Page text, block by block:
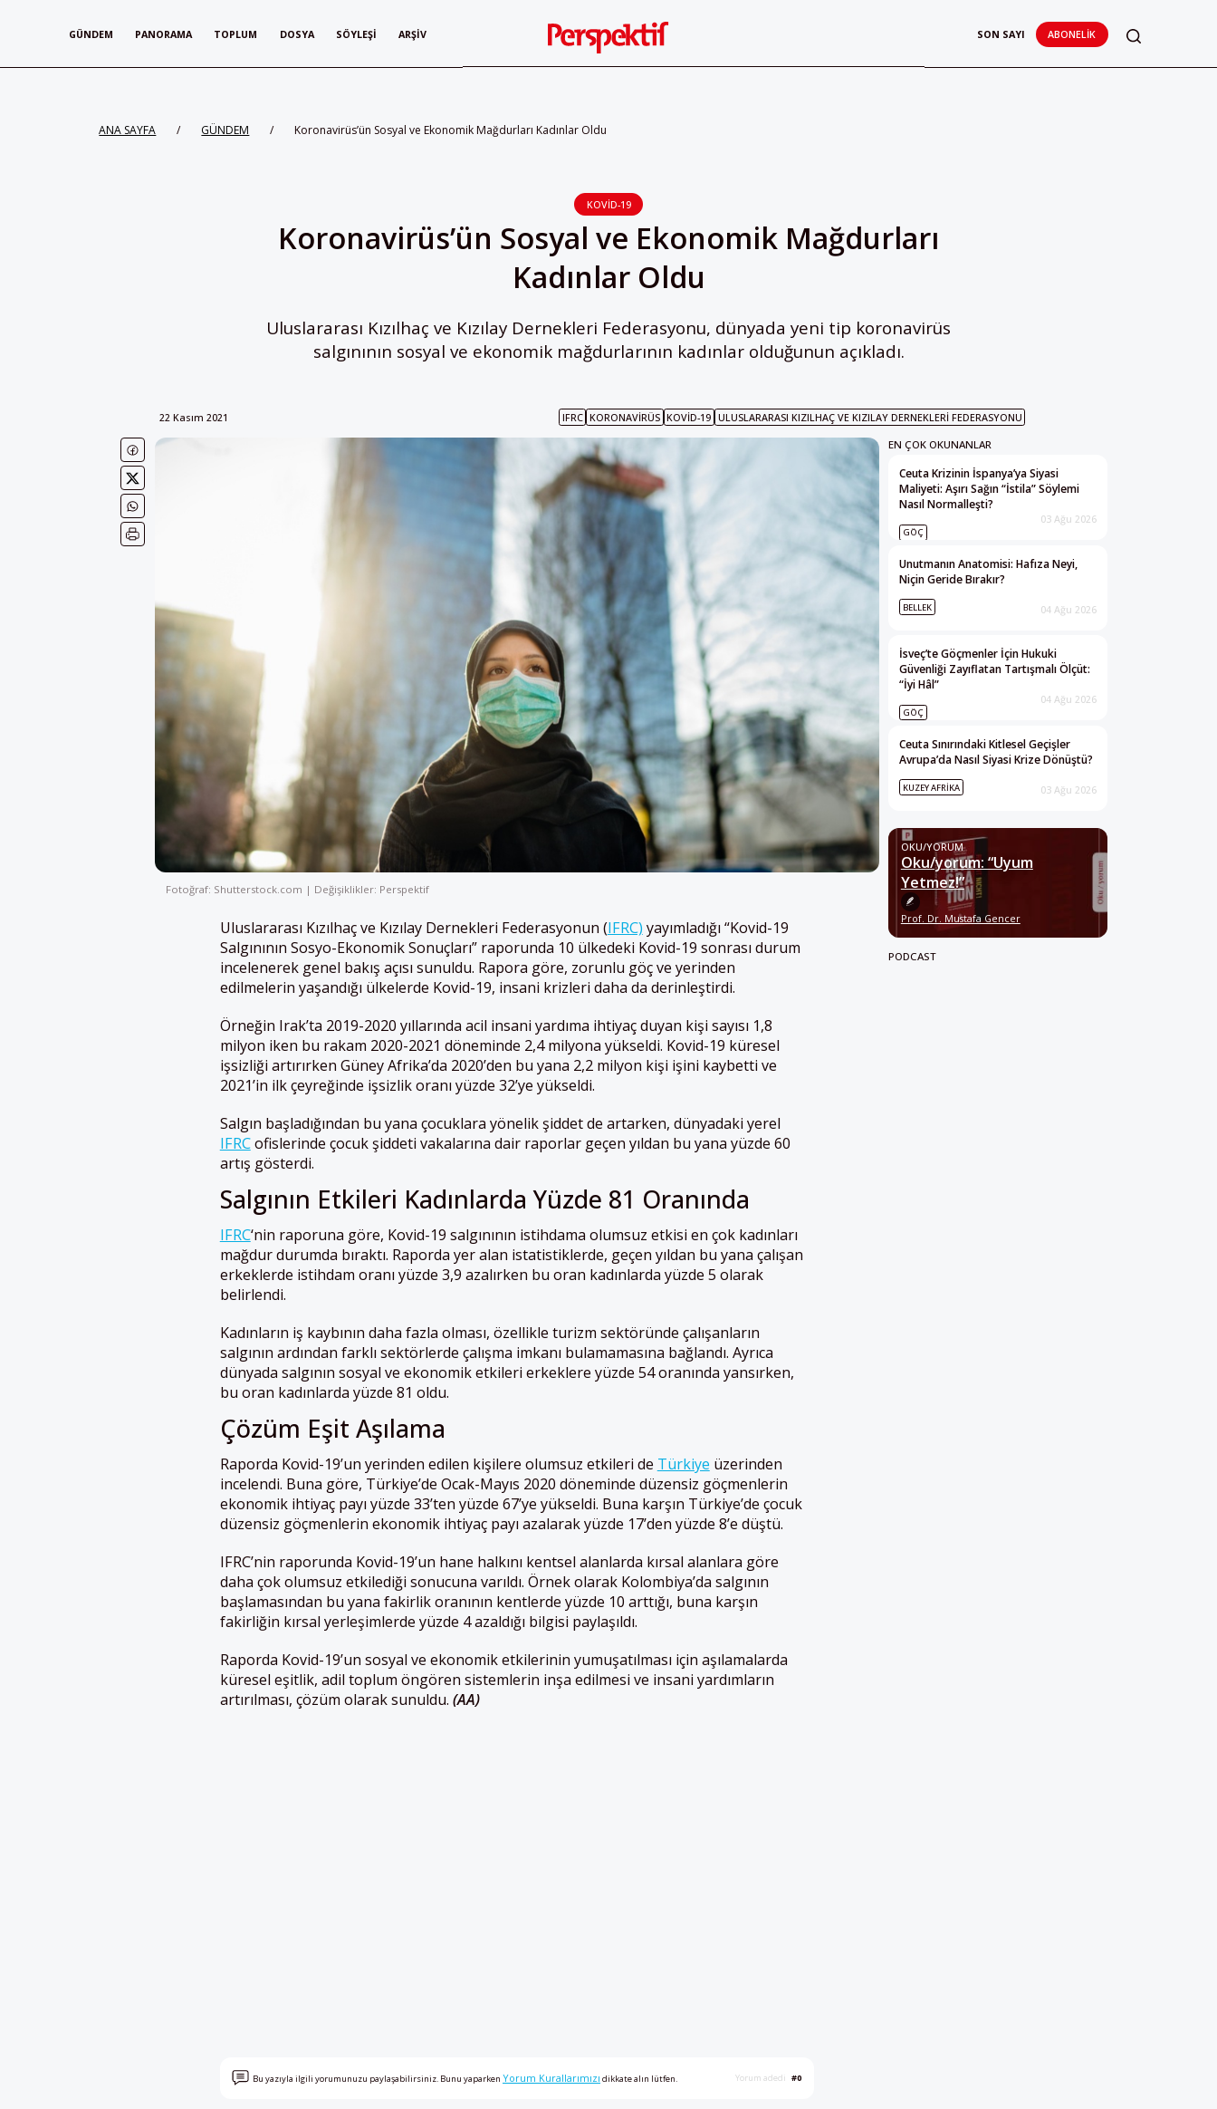
GÜNDEM PANORAMA TOPLUM DOSYA SÖYLEŞI ARŞIV SON SAYI ABONELIK
ANA SAYFA / GÜNDEM / Koronavirüs’ün Sosyal ve Ekonomik Mağdurları Kadınlar Oldu
KOVID-19
Koronavirüs’ün Sosyal ve Ekonomik Mağdurları
Kadınlar Oldu
Uluslararası Kızılhaç ve Kızılay Dernekleri Federasyonu, dünyada yeni tip koronavirüs
salgınının sosyal ve ekonomik mağdurlarının kadınlar olduğunun açıkladı.
22 Kasım 2021 IFRC KORONAVIRÜS KOVID-19 ULUSLARARASI KIZILHAÇ VE KIZILAY DERNEKLERI FEDERASYONU
Fotoğraf: Shutterstock.com | Değişiklikler: Perspektif
Uluslararası Kızılhaç ve Kızılay Dernekleri Federasyonun (IFRC) yayımladığı “Kovid-19
Salgınının Sosyo-Ekonomik Sonuçları” raporunda 10 ülkedeki Kovid-19 sonrası durum
incelenerek genel bakış açısı sunuldu. Rapora göre, zorunlu göç ve yerinden
edilmelerin yaşandığı ülkelerde Kovid-19, insani krizleri daha da derinleştirdi.
Örneğin Irak’ta 2019-2020 yıllarında acil insani yardıma ihtiyaç duyan kişi sayısı 1,8
milyon iken bu rakam 2020-2021 döneminde 2,4 milyona yükseldi. Kovid-19 küresel
işsizliği artırırken Güney Afrika’da 2020’den bu yana 2,2 milyon kişi işini kaybetti ve
2021’in ilk çeyreğinde işsizlik oranı yüzde 32’ye yükseldi.
Salgın başladığından bu yana çocuklara yönelik şiddet de artarken, dünyadaki yerel
IFRCofislerinde çocuk şiddeti vakalarına dair raporlar geçen yıldan bu yana yüzde 60
artış gösterdi.
Salgının Etkileri Kadınlarda Yüzde 81 Oranında
IFRC‘nin raporuna göre, Kovid-19 salgınının istihdama olumsuz etkisi en çok kadınları
mağdur durumda bıraktı. Raporda yer alan istatistiklerde, geçen yıldan bu yana çalışan
erkeklerde istihdam oranı yüzde 3,9 azalırken bu oran kadınlarda yüzde 5 olarak
belirlendi.
Kadınların iş kaybının daha fazla olması, özellikle turizm sektöründe çalışanların
salgının ardından farklı sektörlerde çalışma imkanı bulamamasına bağlandı. Ayrıca
dünyada salgının sosyal ve ekonomik etkileri erkeklere yüzde 54 oranında yansırken,
bu oran kadınlarda yüzde 81 oldu.
Çözüm Eşit Aşılama
Raporda Kovid-19’un yerinden edilen kişilere olumsuz etkileri de Türkiye üzerinden
incelendi. Buna göre, Türkiye’de Ocak-Mayıs 2020 döneminde düzensiz göçmenlerin
ekonomik ihtiyaç payı yüzde 33’ten yüzde 67’ye yükseldi. Buna karşın Türkiye’de çocuk
düzensiz göçmenlerin ekonomik ihtiyaç payı azalarak yüzde 17’den yüzde 8’e düştü.
IFRC’nin raporunda Kovid-19’un hane halkını kentsel alanlarda kırsal alanlara göre
daha çok olumsuz etkilediği sonucuna varıldı. Örnek olarak Kolombiya’da salgının
başlamasından bu yana fakirlik oranının kentlerde yüzde 10 arttığı, buna karşın
fakirliğin kırsal yerleşimlerde yüzde 4 azaldığı bilgisi paylaşıldı.
Raporda Kovid-19’un sosyal ve ekonomik etkilerinin yumuşatılması için aşılamalarda
küresel eşitlik, adil toplum öngören sistemlerin inşa edilmesi ve insani yardımların
artırılması, çözüm olarak sunuldu. (AA)
Bu yazıyla ilgili yorumunuzu paylaşabilirsiniz. Bunu yaparkenYorum Kurallarımızı dikkate alın lütfen. Yorum adedi #0
EN ÇOK OKUNANLAR
Ceuta Krizinin İspanya’ya Siyasi
Maliyeti: Aşırı Sağın “İstila” Söylemi
Nasıl Normalleşti?
GÖÇ
03 Ağu 2026
Unutmanın Anatomisi: Hafıza Neyi,
Niçin Geride Bırakır?
BELLEK 04 Ağu 2026
İsveç’te Göçmenler İçin Hukuki
Güvenliği Zayıflatan Tartışmalı Ölçüt:
“İyi Hâl”
GÖÇ
04 Ağu 2026
Ceuta Sınırındaki Kitlesel Geçişler
Avrupa’da Nasıl Siyasi Krize Dönüştü?
KUZEY AFRIKA 03 Ağu 2026
OKU/YORUM
Oku/yorum: “Uyum
Yetmez!”
Prof. Dr. Mustafa Gencer
PODCAST